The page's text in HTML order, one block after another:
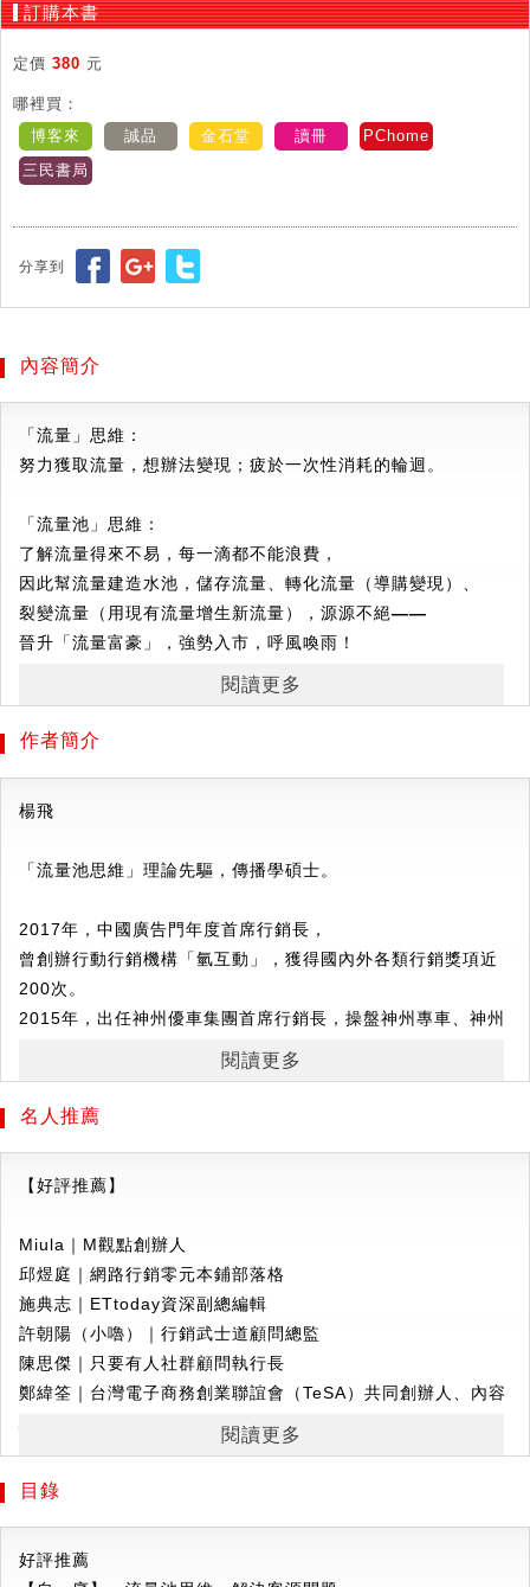
訂購本書
定價 380 元
哪裡買：
博客來
誠品 金石堂 讀冊
PChome
三民書局
分享到
內容簡介
「流量」思維：
努力獲取流量，想辦法變現；疲於一次性消耗的輪迴。
「流量池」思維：
了解流量得來不易，每一滴都不能浪費，
因此幫流量建造水池，儲存流量、轉化流量（導購變現）、
裂變流量（用現有流量增生新流量），源源不絕——
晉升「流量富豪」，強勢入市，呼風喚雨！
中國咖啡品牌小藍杯的熱銷法則，中國廣告長城獎、中國
內容行銷金瞳獎得主
一年半獲客3500萬、90分鐘創造2.28
推薦
解決流量貧乏、行銷無力、傳產轉型最急需的一本書
如何快速建立品牌，並快速轉化成銷量？
如何讓流量帶來銷量和成長？
這是許多傳產公司、電商、行銷、廣告人員、媒體、
Youtuber……
都在思考的難題。
要解決這些難題，必須具備「流量池思維」！
他指出，流量池思維不等於流量思維，這是兩個完全不同的概
流量思維，指的是獲取流量，然後把流量變現，但這已無法解
閱讀更多
作者簡介
楊飛
「流量池思維」理論先驅，傳播學碩士。
2017年，中國廣告門年度首席行銷長，
曾創辦行動行銷機構「氫互動」，獲得國內外各類行銷獎項近
200次。
2015年，出任神州優車集團首席行銷長，操盤神州專車、神州
現任luckin coffee（瑞幸咖啡）行銷操盤手。
閱讀更多
名人推薦
【好評推薦】
Miula｜M觀點創辦人
邱煜庭｜網路行銷零元本鋪部落格
施典志｜ETtoday資深副總編輯
許朝陽（小嚕）｜行銷武士道顧問總監
陳思傑｜只要有人社群顧問執行長
鄭緯筌｜台灣電子商務創業聯誼會（TeSA）共同創辦人、內容
李 丹｜騰訊社群網路事業群市場部總經理
陸正耀｜神州優車董事長
閱讀更多
目錄
好評推薦